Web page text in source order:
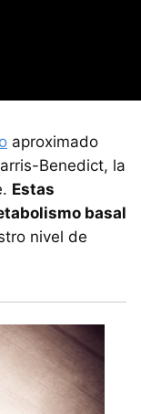
aproximado
Benedict, la
Estas
basal
nivel de